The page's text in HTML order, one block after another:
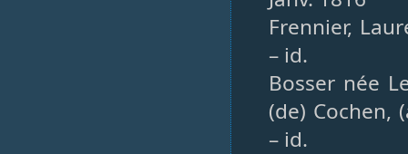
Frennier,
– id.
Bosser née
(de) Cochen,
– id.